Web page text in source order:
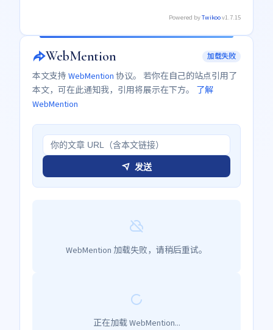
Powered byTwikoov1.7.15
WebMention 加载失败
本文支持 WebMention 协议。 若你在自己的站点引用了
本文，可在此通知我，引用将展示在下方。 了解
WebMention
发送
WebMention 加载失败，请稍后重试。
正在加载 WebMention...